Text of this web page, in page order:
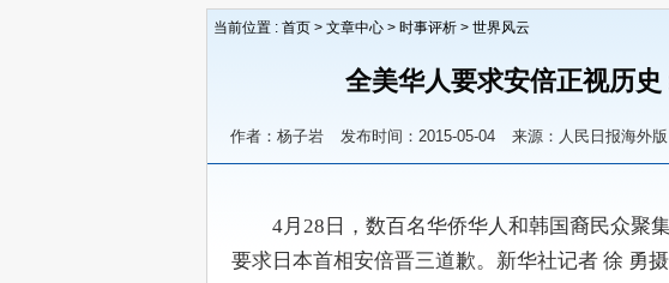
当前位置 : 首页 > 文章中心 > 时事评析 > 世界风云
全美华人要求安倍正视历
作者：杨子岩 发布时间：2015-05-04 来源：人民日报海外版
4月28日，数百名华侨华人和韩国裔民众聚集
要求日本首相安倍晋三道歉。新华社记者 徐 勇摄